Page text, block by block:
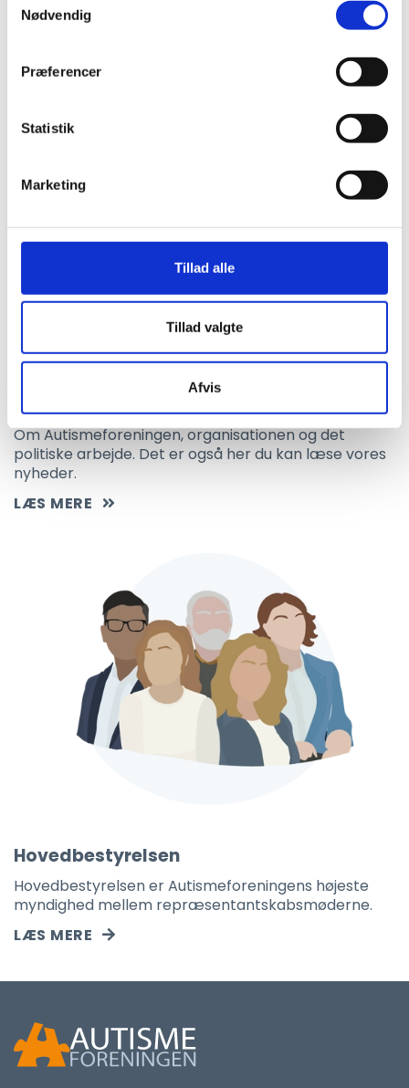
Nødvendig
Præferencer
Statistik
Marketing
Tillad alle
Tillad valgte
Afvis
Karina Bundgaards kontrakt underskrevet
Om os
Om Autismeforeningen, organisationen og det
politiske arbejde. Det er også her du kan læse vores
nyheder.
LÆS MERE
Hovedbestyrelsen
Hovedbestyrelsen er Autismeforeningens højeste
myndighed mellem repræsentantskabsmøderne.
LÆS MERE